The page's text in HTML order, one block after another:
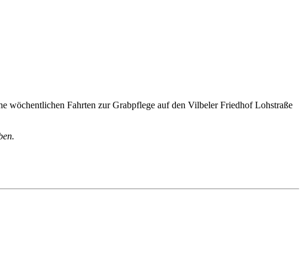
wöchentlichen Fahrten zur Grabpflege auf den Vilbeler Friedhof Lohstraße